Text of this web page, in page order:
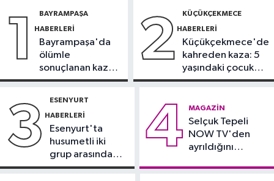
içinden yürüyerek geçiyorlar
Güncel
bugünden şekilleniyor’
yangınlara neden olabilir
1 BAYRAMPAŞA
HABERLERI
Bayrampaşa'da
ölümle
sonuçlanan kaza:
Sürücü
2 KÜÇÜKÇEKMECE
HABERLERI
Küçükçekmece'de
kahreden kaza: 5
yaşındaki çocuk
yoğun bakımda
3 ESENYURT
HABERLERI
Esenyurt'ta
husumetli iki
grup arasında
silahlı kavga
4 MAGAZIN
Selçuk Tepeli
NOW TV'den
ayrıldığını